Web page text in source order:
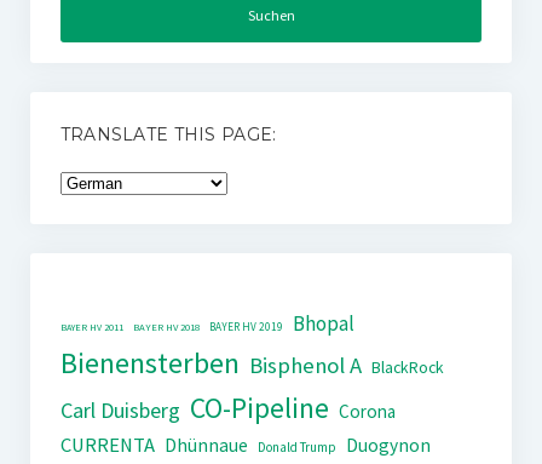
TRANSLATE THIS PAGE:
BAYER HV 2011 BAYER HV 2018 BAYER HV 2019 Bhopal
Bienensterben Bisphenol A BlackRock
Carl Duisberg CO-Pipeline Corona
CURRENTA Dhünnaue Donald Trump
Duogynon